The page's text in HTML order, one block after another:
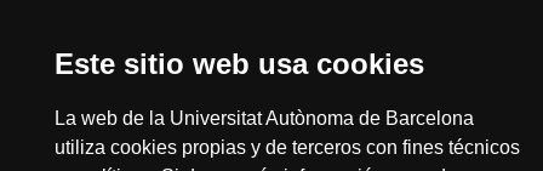
Este sitio web usa cookies
La web de la Universitat Autònoma de Barcelona
utiliza cookies propias y de terceros con fines técnicos